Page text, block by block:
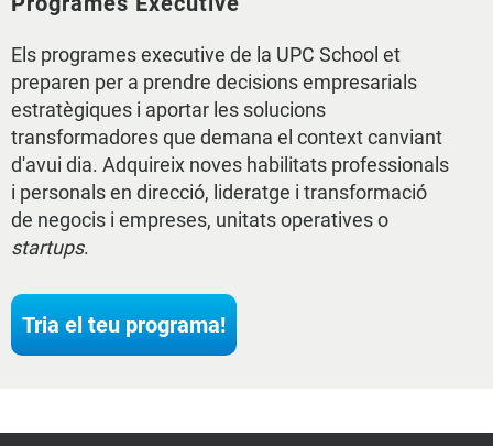
Els programes executive de la UPC School et
preparen per a prendre decisions empresarials
estratègiques i aportar les solucions
transformadores que demana el context canviant
d'avui dia. Adquireix noves habilitats professionals
i personals en direcció, lideratge i transformació
de negocis i empreses, unitats operatives o
startups.
Tria el teu programa!